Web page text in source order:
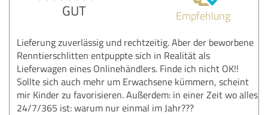
GUT Empfehlung
Lieferung zuverlässig und rechtzeitig. Aber der beworbene
Renntierschlitten entpuppte sich in Realität als
Lieferwagen eines Onlinehändlers. Finde ich nicht OK!!
Sollte sich auch mehr um Erwachsene kümmern, scheint
mir Kinder zu favorisieren. Außerdem: in einer Zeit wo alles
24/7/365 ist: warum nur einmal im Jahr???